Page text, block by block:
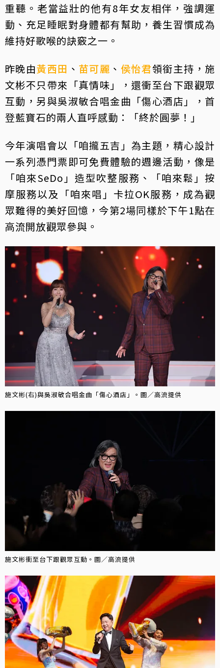
重聽。老當益壯的他有8年女友相伴，強調運
動、充足睡眠對身體都有幫助，養生習慣成為
維持好歌喉的訣竅之一。
昨晚由黃西田 、 苗可麗 、 侯怡君領銜主持，施
文彬不只帶來「真情味」，還衝至台下跟觀眾
互動，另與吳淑敏合唱金曲「傷心酒店」，首
登藍寶石的兩人直呼感動：「終於圓夢！」
今年演唱會以「咱攏五吉」為主題，精心設計
一系列憑門票即可免費體驗的週邊活動，像是
「咱來SeDo」造型吹整服務、「咱來鬆」按
摩服務以及「咱來唱」卡拉OK服務，成為觀
眾難得的美好回憶，今第2場同樣於下午1點在
高流開放觀眾參與。
施文彬(右)與吳淑敏合唱金曲「傷心酒店」。圖／高流提供
施文彬衝至台下跟觀眾互動。圖／高流提供